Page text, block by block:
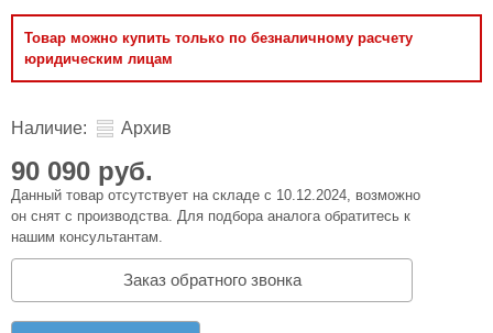
Товар можно купить только по безналичному расчету
юридическим лицам
Наличие: Архив
90 090 руб.
Данный товар отсутствует на складе с 10.12.2024, возможно
он снят с производства. Для подбора аналога обратитесь к
нашим консультантам.
Заказ обратного звонка